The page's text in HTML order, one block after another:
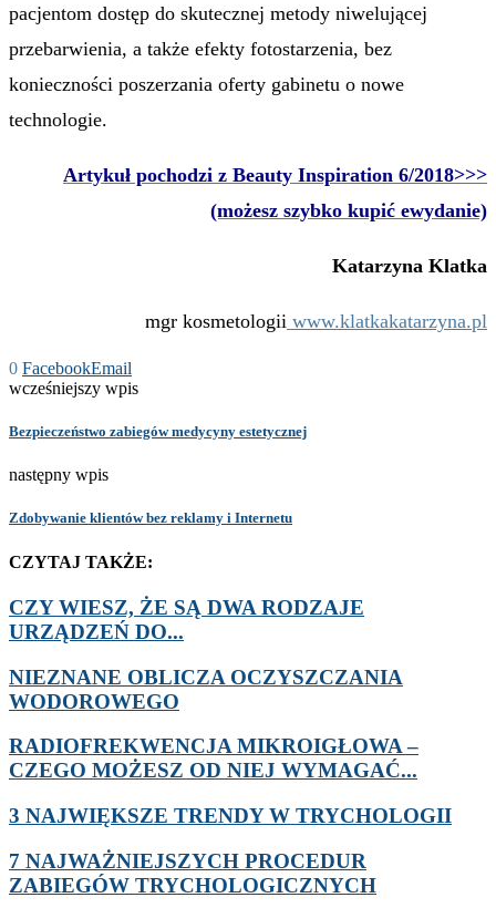
pacjentom dostęp do skutecznej metody niwelującej
przebarwienia, a także efekty fotostarzenia, bez
konieczności poszerzania oferty gabinetu o nowe
technologie.
Artykuł pochodzi z Beauty Inspiration 6/2018>>>
(możesz szybko kupić ewydanie)
Katarzyna Klatka
mgr kosmetologii www.klatkakatarzyna.pl
0 FacebookEmail
wcześniejszy wpis
Bezpieczeństwo zabiegów medycyny estetycznej
następny wpis
Zdobywanie klientów bez reklamy i Internetu
CZYTAJ TAKŻE:
CZY WIESZ, ŻE SĄ DWA RODZAJE
URZĄDZEŃ DO...
NIEZNANE OBLICZA OCZYSZCZANIA
WODOROWEGO
RADIOFREKWENCJA MIKROIGŁOWA –
CZEGO MOŻESZ OD NIEJ WYMAGAĆ...
3 NAJWIĘKSZE TRENDY W TRYCHOLOGII
7 NAJWAŻNIEJSZYCH PROCEDUR
ZABIEGÓW TRYCHOLOGICZNYCH